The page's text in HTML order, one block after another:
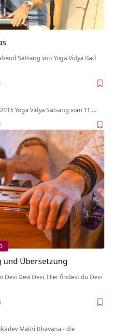
Satsang von Yoga Vidya Bad
Yoga Vidya Satsang vom 11.…
und Übersetzung
Devi Devi. Hier findest du Devi
Maitri Bhavana - die